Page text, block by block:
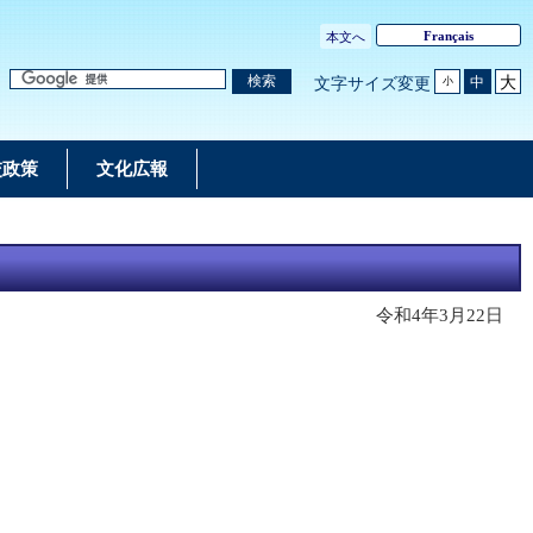
本文へ Français
検索 文字サイズ変更 小 中 大
策 文化広報
令和4年3月22日